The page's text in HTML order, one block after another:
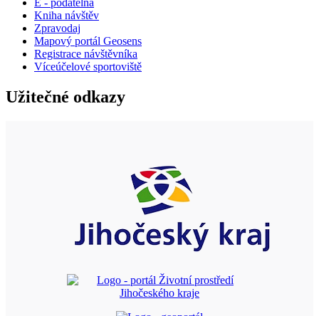
Kniha návštěv
Zpravodaj
Mapový portál Geosens
Registrace návštěvníka
Víceúčelové sportoviště
Užitečné odkazy